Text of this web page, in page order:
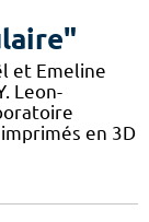
et Emeline
Leon-
en 3D